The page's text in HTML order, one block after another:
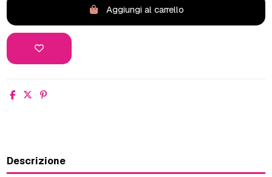
Aggiungi al carrello
Descrizione